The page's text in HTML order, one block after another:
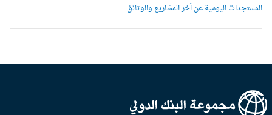
المستجدات اليومية عن آخر المشاريع والوثائق